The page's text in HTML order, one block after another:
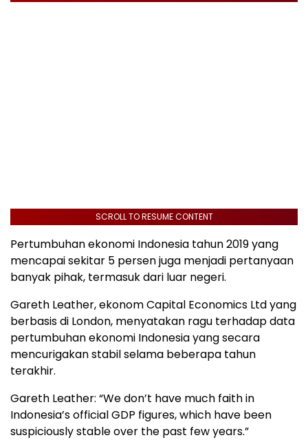
SCROLL TO RESUME CONTENT
Pertumbuhan ekonomi Indonesia tahun 2019 yang
mencapai sekitar 5 persen juga menjadi pertanyaan
banyak pihak, termasuk dari luar negeri.
Gareth Leather, ekonom Capital Economics Ltd yang
berbasis di London, menyatakan ragu terhadap data
pertumbuhan ekonomi Indonesia yang secara
mencurigakan stabil selama beberapa tahun
terakhir.
Gareth Leather: “We don’t have much faith in
Indonesia’s official GDP figures, which have been
suspiciously stable over the past few years.”